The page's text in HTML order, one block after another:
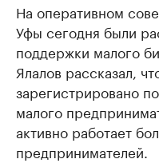
На оперативном
Уфы сегодня были
поддержки малого
Ялалов рассказал,
зарегистрировано
малого
активно работает
предпринимателей.